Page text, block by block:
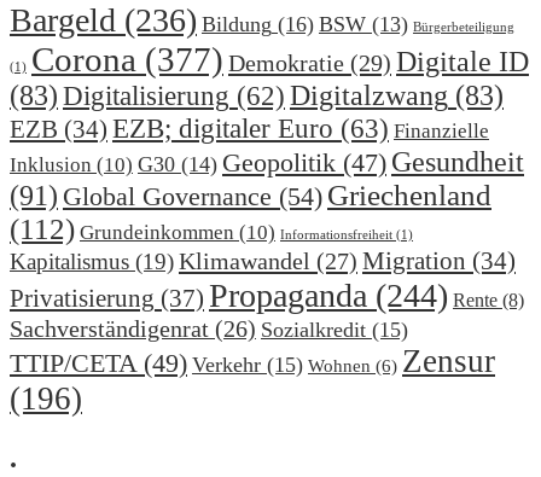
Bargeld (236) Bildung (16) BSW (13) Bürgerbeteiligung
(1) Corona (377) Demokratie (29) Digitale ID
(83) Digitalisierung (62) Digitalzwang (83)
EZB (34) EZB; digitaler Euro (63) Finanzielle
Inklusion (10) G30 (14) Geopolitik (47) Gesundheit
(91) Global Governance (54) Griechenland
(112) Grundeinkommen (10) Informationsfreiheit (1)
Kapitalismus (19)Klimawandel (27) Migration (34)
Privatisierung (37) Propaganda (244) Rente (8)
Sachverständigenrat (26) Sozialkredit (15)
TTIP/CETA(49) Verkehr (15) Wohnen (6) Zensur
(196)
.